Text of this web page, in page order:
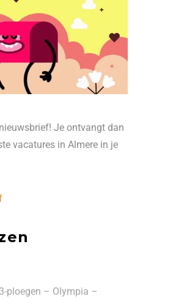
Je ontvangt dan
vacatures in Almere in je
ploegen – Olympia –